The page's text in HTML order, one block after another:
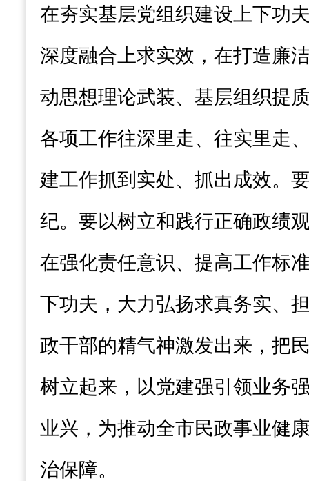
在夯实基层党组织建设上下功
深度融合上求实效，在打造廉
动思想理论武装、基层组织提
各项工作往深里走、往实里走
建工作抓到实处、抓出成效。
纪。要以树立和践行正确政绩
在强化责任意识、提高工作标
下功夫，大力弘扬求真务实、
政干部的精气神激发出来，把
树立起来，以党建强引领业务
业兴，为推动全市民政事业健
治保障。